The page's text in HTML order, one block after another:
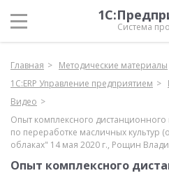
Система
Главная
Методические материалы
1С:ERP Управление предприятием
Видео
Опыт комплексного дистанционного
по переработке масличных культур
облаках" 14 мая 2020 г., Рощин
Опыт комплексного